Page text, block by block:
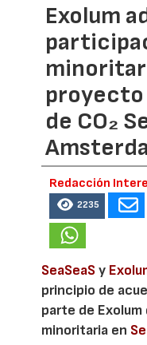
Exolum
de CO₂
Redacción
2235
SeaSeaSy
principio de
parte de
minoritaria en